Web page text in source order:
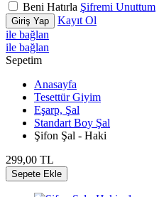
Beni Hatırla Şifremi Unuttum
Giriş Yap
Kayıt Ol
ile bağlan
ile bağlan
Sepetim
Anasayfa
Tesettür Giyim
Eşarp, Şal
Standart Boy Şal
Şifon Şal - Haki
299,00 TL
Sepete Ekle